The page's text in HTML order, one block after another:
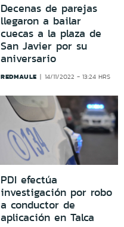
Decenas de parejas
llegaron a bailar
cuecas a la plaza de
San Javier por su
aniversario
REDMAULE 14/11/2022 - 13:24 HRS
PDI efectúa
investigación por robo
a conductor de
aplicación en Talca